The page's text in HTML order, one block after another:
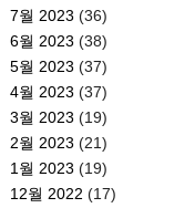
7월 2023 (36)
6월 2023 (38)
5월 2023 (37)
4월 2023 (37)
3월 2023 (19)
2월 2023 (21)
1월 2023 (19)
12월 2022 (17)